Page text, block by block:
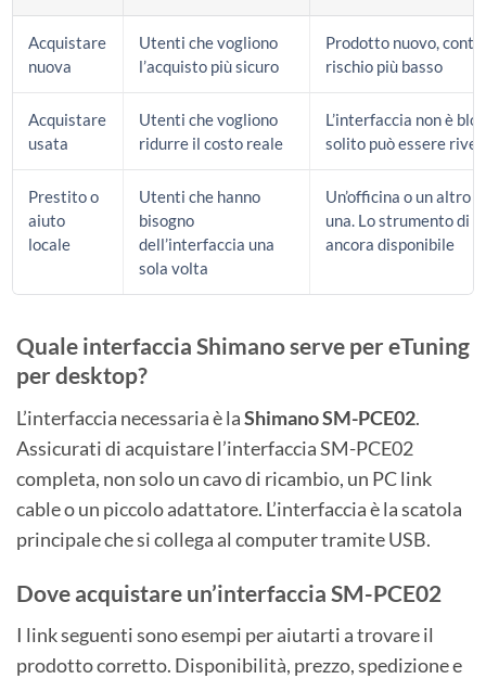
Acquistare
nuova
Utenti che vogliono
l’acquisto più sicuro
Prodotto nuovo,
rischio più basso
Acquistare
usata
Utenti che vogliono
ridurre il costo reale
L’interfaccia non è
solito può essere
Prestito o
aiuto
locale
Utenti che hanno
bisogno
dell’interfaccia una
sola volta
Un’officina o un altro
una. Lo strumento di
ancora disponibile
Quale interfaccia Shimano serve per eTuning
per desktop?
L’interfaccia necessaria è laShimano SM-PCE02.
Assicurati di acquistare l’interfaccia SM-PCE02
completa, non solo un cavo di ricambio, un PC link
cable o un piccolo adattatore. L’interfaccia è la scatola
principale che si collega al computer tramite USB.
Dove acquistare un’interfaccia SM-PCE02
I link seguenti sono esempi per aiutarti a trovare il
prodotto corretto. Disponibilità, prezzo, spedizione e